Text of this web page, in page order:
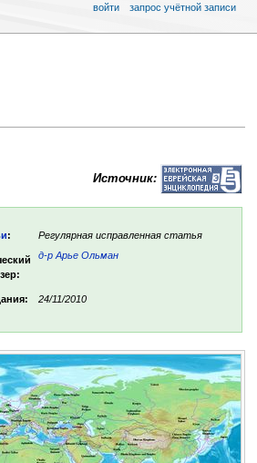
Источник:
: Регулярная исправленная статья
д-р Арье Ольман
24/11/2010
войти запрос учётной записи